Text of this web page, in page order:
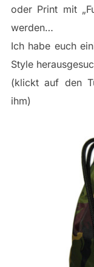
oder Print mit
werden…
Ich habe euch
Style
(klickt auf den
ihm)